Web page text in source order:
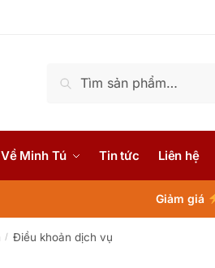
kiếm:
Tìm kiếm
Về Minh Tú Tin tức Liên hệ
Giảm giá
/ Điều khoản dịch vụ